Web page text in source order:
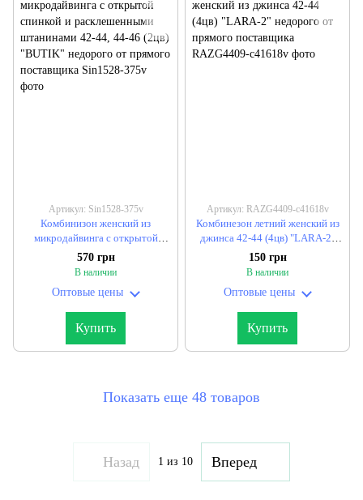
Артикул: Sin1528-375v
Комбинизон женский из
микродайвинга с открытой
спинкой и расклешенными
штанинами 42-44, 44-46 (2цв)
поставщика
570 грн
В наличии
Оптовые цены
Купить
Артикул: RAZG4409-с41618v
Комбинезон летний женский из
джинса 42-44 (4цв) "LARA-2"
недорого от прямого
поставщика
150 грн
В наличии
Оптовые цены
Купить
Показать еще 48 товаров
Назад 1 из 10 Вперед